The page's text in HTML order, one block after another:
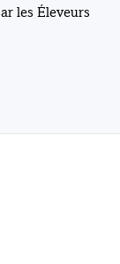
les Éleveurs